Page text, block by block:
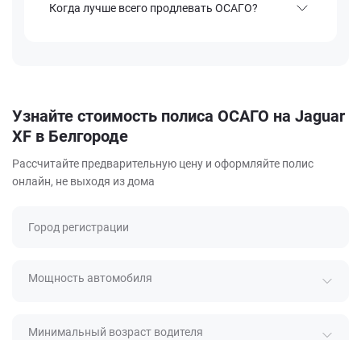
Когда лучше всего продлевать ОСАГО?
Узнайте стоимость полиса ОСАГО на Jaguar
XF в Белгороде
Рассчитайте предварительную цену и оформляйте полис
онлайн, не выходя из дома
Город регистрации
Мощность автомобиля
Минимальный возраст водителя